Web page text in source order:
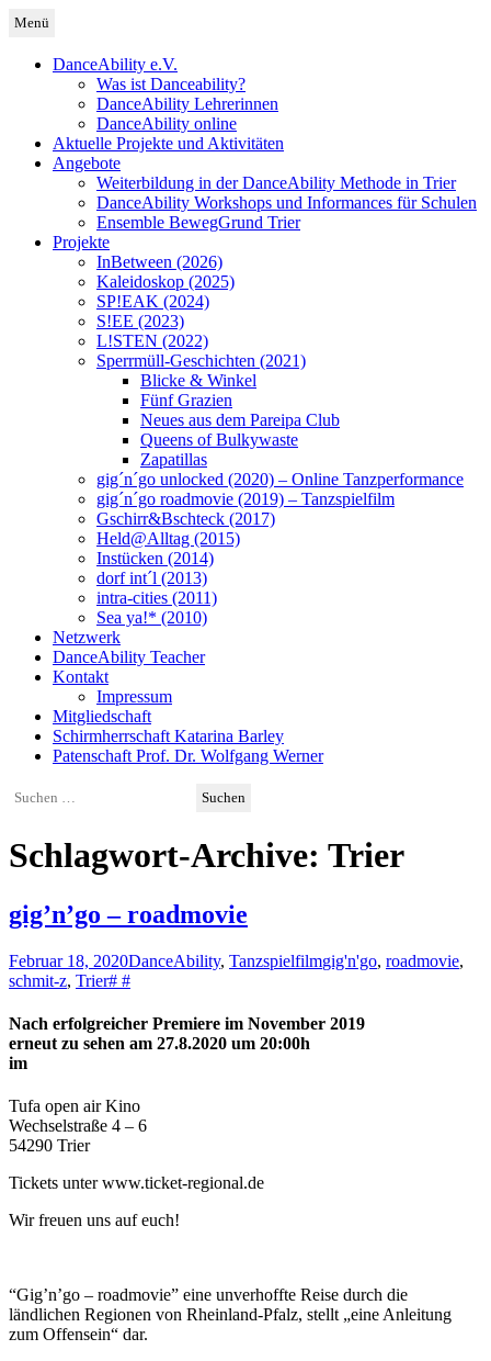
DanceAbility Deutschland
Menü
springen
DanceAbility e.V.
Was ist Danceability?
DanceAbility Lehrerinnen
DanceAbility online
Aktuelle Projekte und Aktivitäten
Angebote
Weiterbildung in der DanceAbility Methode in Trier
DanceAbility Workshops und Informances für Schulen
Ensemble BewegGrund Trier
Projekte
InBetween (2026)
Kaleidoskop (2025)
SP!EAK (2024)
S!EE (2023)
L!STEN (2022)
Sperrmüll-Geschichten (2021)
Blicke & Winkel
Fünf Grazien
Neues aus dem Pareipa Club
Queens of Bulkywaste
Zapatillas
gig´n´go unlocked (2020) – Online Tanzperformance
gig´n´go roadmovie (2019) – Tanzspielfilm
Gschirr&Bschteck (2017)
Held@Alltag (2015)
Instücken (2014)
dorf int´l (2013)
intra-cities (2011)
Sea ya!* (2010)
Netzwerk
DanceAbility Teacher
Kontakt
Impressum
Mitgliedschaft
Schirmherrschaft Katarina Barley
Patenschaft Prof. Dr. Wolfgang Werner
Suchen
Schlagwort-Archive: Trier
gig’n’go – roadmovie
Februar 18, 2020DanceAbility, Tanzspielfilmgig'n'go, roadmovie,
schmit-z, Trier# #
Nach erfolgreicher Premiere im November 2019
erneut zu sehen am 27.8.2020 um 20:00h
im
Tufa open air Kino
Wechselstraße 4 – 6
54290 Trier
Tickets unter www.ticket-regional.de
Wir freuen uns auf euch!
“Gig’n’go – roadmovie” eine unverhoffte Reise durch die
ländlichen Regionen von Rheinland-Pfalz, stellt „eine Anleitung
zum Offensein“ dar.